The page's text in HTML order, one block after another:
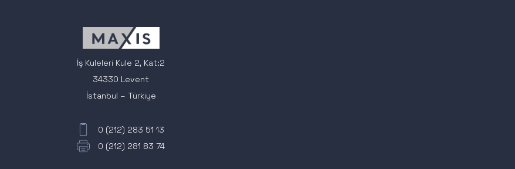
İş Kuleleri Kule 2, Kat:2
34330 Levent
İstanbul – Türkiye
0 (212) 283 51 13
0 (212) 281 83 74